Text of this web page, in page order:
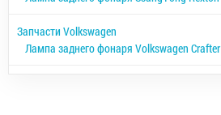
Запчасти Volkswagen
Лампа заднего фонаря Volkswagen Crafter